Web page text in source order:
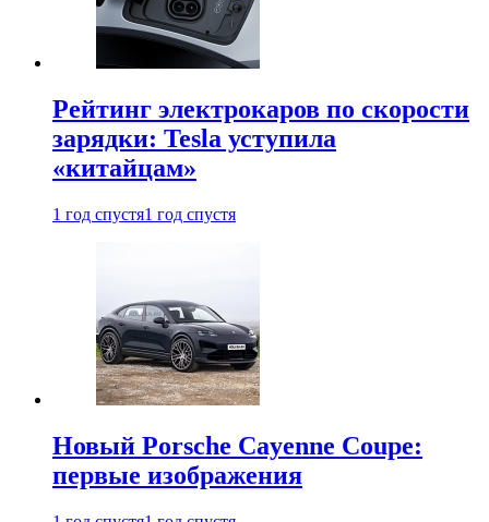
Рейтинг электрокаров по скорости
зарядки: Tesla уступила
«китайцам»
1 год спустя1 год спустя
Новый Porsche Cayenne Coupe:
первые изображения